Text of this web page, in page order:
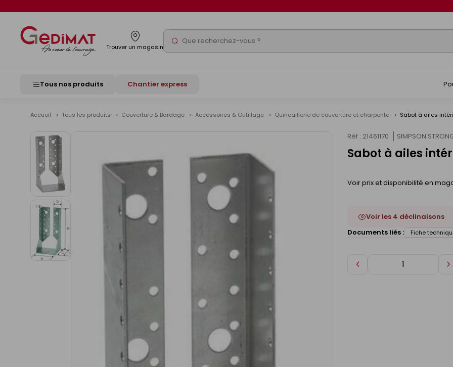
Trouver un magasin Rechercher
Tous nos produits Chantier express
Accueil Tous les produits Couverture & Bardage Accessoires & Outillage Quincaillerie de couverture et charpente Sabot à ailes
Réf : 21461170 SIMPSON
Sabot à ailes
Voir prix et disponibilité en
Voir les 4 déclinaisons
Documents liés :
Fiche
Diminuer